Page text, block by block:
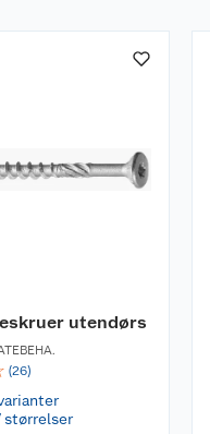
utendørs
(26)
størrelser